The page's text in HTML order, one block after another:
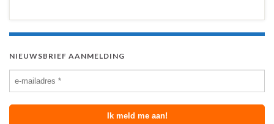
NIEUWSBRIEF AANMELDING